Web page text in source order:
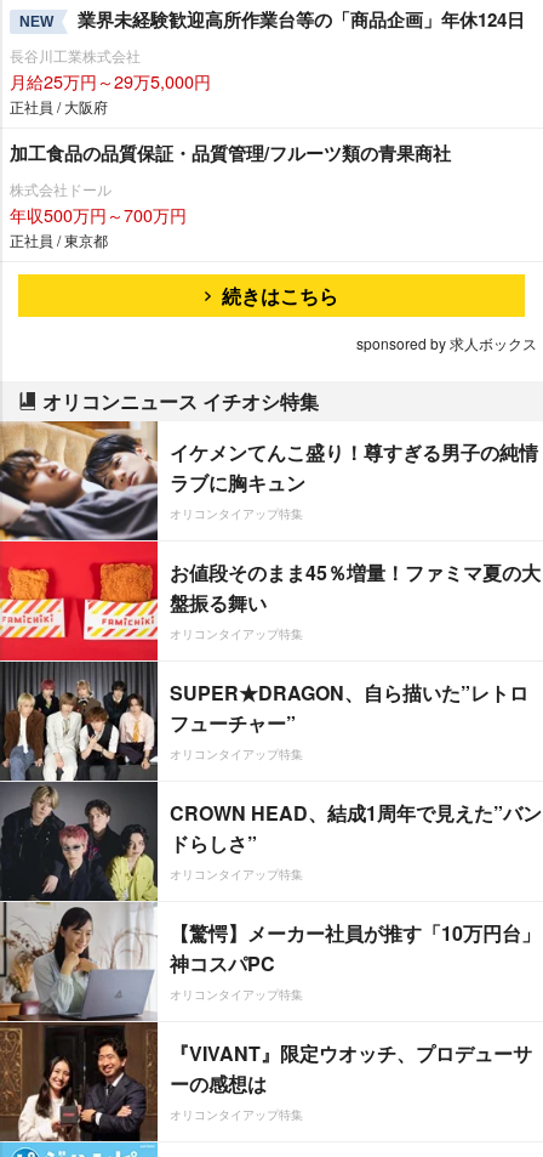
NEW 業界未経験歓迎高所作業台等の「商品企画」年休124日
長谷川工業株式会社
月給25万円～29万5,000円
正社員 / 大阪府
加工食品の品質保証・品質管理/フルーツ類の青果商社
株式会社ドール
年収500万円～700万円
正社員 / 東京都
続きはこちら
sponsored by 求人ボックス
オリコンニュース イチオシ特集
イケメンてんこ盛り！尊すぎる男子の純情
ラブに胸キュン
オリコンタイアップ特集
お値段そのまま45％増量！ファミマ夏の大
盤振る舞い
オリコンタイアップ特集
SUPER★DRAGON、自ら描いた”レトロ
フューチャー”
オリコンタイアップ特集
CROWN HEAD、結成1周年で見えた”バン
ドらしさ”
オリコンタイアップ特集
【驚愕】メーカー社員が推す「10万円台」
神コスパPC
オリコンタイアップ特集
『VIVANT』限定ウオッチ、プロデューサ
ーの感想は
オリコンタイアップ特集